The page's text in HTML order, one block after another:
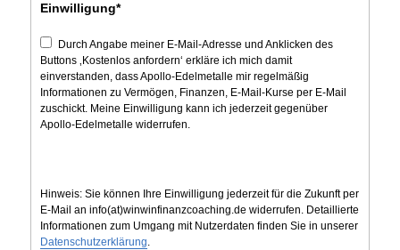
Einwilligung*
Durch Angabe meiner E-Mail-Adresse und Anklicken des
Buttons ‚Kostenlos anfordern‘ erkläre ich mich damit
einverstanden, dass Apollo-Edelmetalle mir regelmäßig
Informationen zu Vermögen, Finanzen, E-Mail-Kurse per E-Mail
zuschickt. Meine Einwilligung kann ich jederzeit gegenüber
Apollo-Edelmetalle widerrufen.
Hinweis: Sie können Ihre Einwilligung jederzeit für die Zukunft per
E-Mail an info(at)winwinfinanzcoaching.de widerrufen. Detaillierte
Informationen zum Umgang mit Nutzerdaten finden Sie in unserer
Datenschutzerklärung.